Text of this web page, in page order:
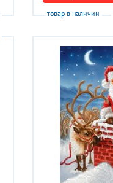
товар в наличии